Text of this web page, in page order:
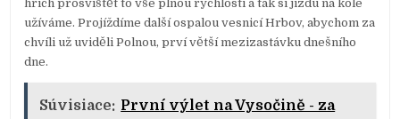
hřích prosvištět to vše plnou rychlostí a tak si jízdu na kole
užíváme. Projíždíme další ospalou vesnicí Hrbov, abychom za
chvíli už uviděli Polnou, prví větší mezizastávku dnešního
dne.
Súvisiace: První výlet na Vysočině - za